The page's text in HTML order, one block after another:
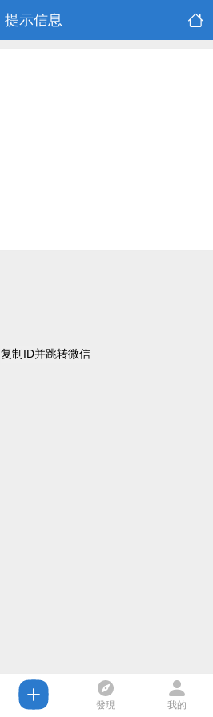
提示信息
复制ID并跳转微信
發現 我的